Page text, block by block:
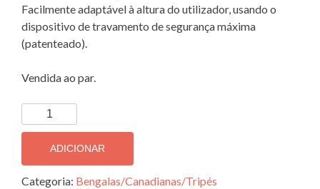
Facilmente adaptável à altura do utilizador, usando o
dispositivo de travamento de segurança máxima
(patenteado).
Vendida ao par.
Quantidade
de
Canadianas
ACCESS
Comfort
ADICIONAR
Categoria: Bengalas/Canadianas/Tripés